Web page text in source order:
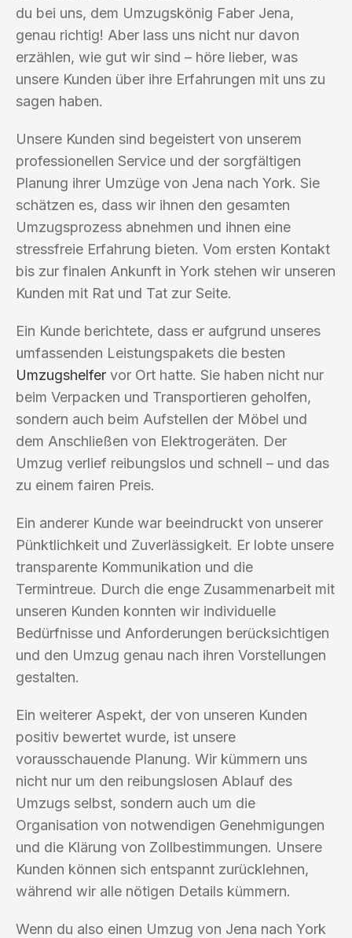
du bei uns, dem Umzugskönig Faber Jena,
genau richtig! Aber lass uns nicht nur davon
erzählen, wie gut wir sind – höre lieber, was
unsere Kunden über ihre Erfahrungen mit uns zu
sagen haben.
Unsere Kunden sind begeistert von unserem
professionellen Service und der sorgfältigen
Planung ihrer Umzüge von Jena nach York. Sie
schätzen es, dass wir ihnen den gesamten
Umzugsprozess abnehmen und ihnen eine
stressfreie Erfahrung bieten. Vom ersten Kontakt
bis zur finalen Ankunft in York stehen wir unseren
Kunden mit Rat und Tat zur Seite.
Ein Kunde berichtete, dass er aufgrund unseres
umfassenden Leistungspakets die besten
Umzugshelfer vor Ort hatte. Sie haben nicht nur
beim Verpacken und Transportieren geholfen,
sondern auch beim Aufstellen der Möbel und
dem Anschließen von Elektrogeräten. Der
Umzug verlief reibungslos und schnell – und das
zu einem fairen Preis.
Ein anderer Kunde war beeindruckt von unserer
Pünktlichkeit und Zuverlässigkeit. Er lobte unsere
transparente Kommunikation und die
Termintreue. Durch die enge Zusammenarbeit mit
unseren Kunden konnten wir individuelle
Bedürfnisse und Anforderungen berücksichtigen
und den Umzug genau nach ihren Vorstellungen
gestalten.
Ein weiterer Aspekt, der von unseren Kunden
positiv bewertet wurde, ist unsere
vorausschauende Planung. Wir kümmern uns
nicht nur um den reibungslosen Ablauf des
Umzugs selbst, sondern auch um die
Organisation von notwendigen Genehmigungen
und die Klärung von Zollbestimmungen. Unsere
Kunden können sich entspannt zurücklehnen,
während wir alle nötigen Details kümmern.
Wenn du also einen Umzug von Jena nach York